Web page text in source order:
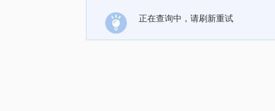
正在查询中，请刷新重试